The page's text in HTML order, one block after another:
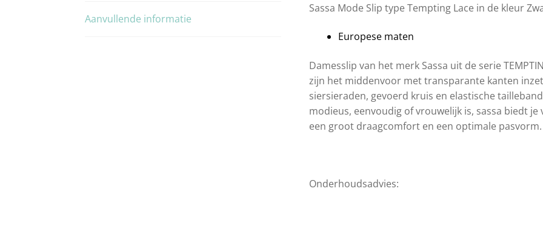
Aanvullende informatie
Sassa Mode Slip type Tempting Lace in de kleur
Europese maten
Damesslip van het merk Sassa uit de serie
zijn het middenvoor met transparante kanten
siersieraden, gevoerd kruis en elastische
modieus, eenvoudig of vrouwelijk is, sassa biedt
een groot draagcomfort en een optimale pasvorm.
Onderhoudsadvies: